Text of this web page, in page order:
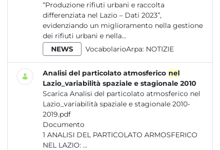
“Produzione rifiuti urbani e raccolta
differenziata nel Lazio – Dati 2023”,
evidenziando un miglioramento nella gestione
dei rifiuti urbani e nella...
NEWS
VocabolarioArpa: NOTIZIE
Analisi del particolato atmosferico nel
Lazio_variabilità spaziale e stagionale 2010
Scarica Analisi del particolato atmosferico nel
Lazio_variabilità spaziale e stagionale 2010-
2019.pdf
Documento
1 ANALISI DEL PARTICOLATO ARMOSFERICO
NEL LAZIO: ...